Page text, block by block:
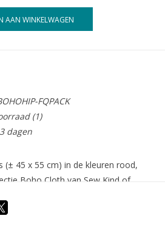
AAN WINKELWAGEN
FQPACK
(1)
dagen
(± 45 x 55 cm) in de kleuren rood,
Boho Cloth van Sew Kind of